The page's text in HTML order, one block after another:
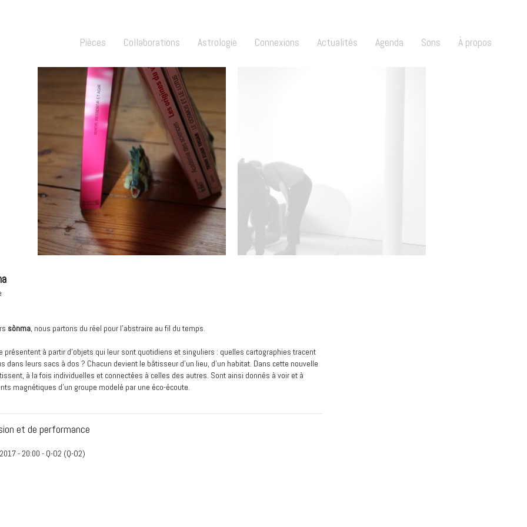
Pièces Collaborations Astrologie Connexions Actualités Agenda Sons À propos
sònma, nous partons du réel pour l’abstraire au fil du temps.
présentent à partir d’objets qui leur sont quotidiens et singuliers : quelles cartographies tracent
dans leurs sacs à dos ? Chacun devient le bâtisseur d'un lieu, d'un habitat. Dans cette nouvelle
à la fois individuelles et connectées à celles des autres. Sont ainsi donnés à voir et à
magnétiques d'un groupe modelé par une éco-écoute.
et de performance
- 20:00 - Q-O2 (Q-O2)